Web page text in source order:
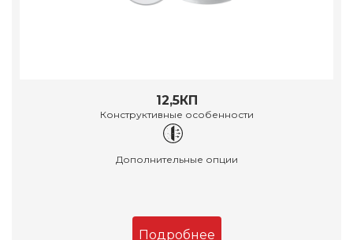
12,5КП
Конструктивные особенности
Дополнительные опции
Подробнее